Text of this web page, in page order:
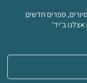
ספרים חדשים
ב'יד'